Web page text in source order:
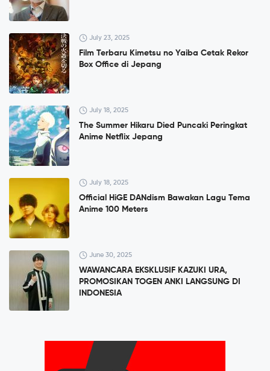
July 23, 2025
Film Terbaru Kimetsu no Yaiba Cetak Rekor
Box Office di Jepang
July 18, 2025
The Summer Hikaru Died Puncaki Peringkat
Anime Netflix Jepang
July 18, 2025
Official HiGE DANdism Bawakan Lagu Tema
Anime 100 Meters
June 30, 2025
WAWANCARA EKSKLUSIF KAZUKI URA,
PROMOSIKAN TOGEN ANKI LANGSUNG DI
INDONESIA